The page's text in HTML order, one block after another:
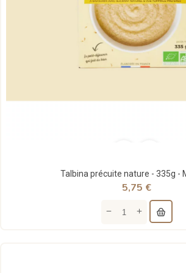
Talbina précuite nature - 335g -
5,75 €